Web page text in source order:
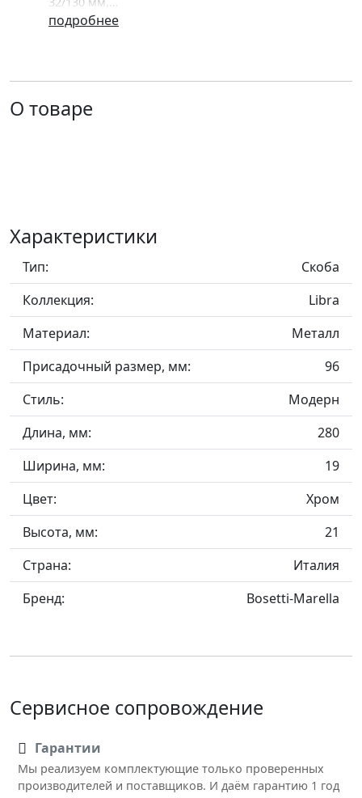
Модерн,
подробнее
О товаре
Характеристики
Тип:
Скоба
Коллекция:
Libra
Материал:
Металл
Присадочный размер, мм:
96
Стиль:
Модерн
Длина, мм:
280
Ширина, мм:
19
Цвет:
Хром
Высота, мм:
21
Страна:
Италия
Бренд:
Bosetti-Marella
Сервисное сопровождение
Гарантии
Мы реализуем комплектующие только проверенных
производителей и поставщиков. И даём гарантию 1 год